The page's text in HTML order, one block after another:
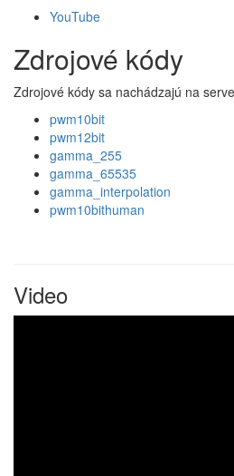
YouTube
Zdrojové kódy
Zdrojové kódy sa nachádzajú na
pwm10bit
pwm12bit
gamma_255
gamma_65535
gamma_interpolation
pwm10bithuman
Video